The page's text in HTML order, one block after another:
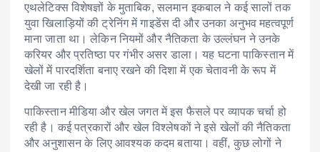
एथलेटिक्स विशेषज्ञों के मुताबिक, सलमान इकबाल ने कई सालों तक
युवा खिलाड़ियों की ट्रेनिंग में गाइडेंस दी और उनका अनुभव महत्वपूर्ण
माना जाता था। लेकिन नियमों और नैतिकता के उल्लंघन ने उनके
करियर और प्रतिष्ठा पर गंभीर असर डाला। यह घटना पाकिस्तान में
खेलों में पारदर्शिता बनाए रखने की दिशा में एक चेतावनी के रूप में
देखी जा रही है।
पाकिस्तान मीडिया और खेल जगत में इस फैसले पर व्यापक चर्चा हो
रही है। कई पत्रकारों और खेल विश्लेषकों ने इसे खेलों की नैतिकता
और अनुशासन के लिए आवश्यक कदम बताया। वहीं, कुछ लोगों ने